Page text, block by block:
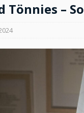
Tönnies –